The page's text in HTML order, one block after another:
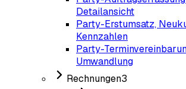
Detailansicht
Party-Erstumsatz,
Kennzahlen
Party-
Umwandlung
Rechnungen3